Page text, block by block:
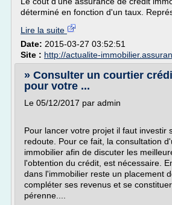
déterminé en fonction d'un taux.
Lire la suite
Date: 2015-03-27 03:52:51
Site : http://actualite-
» Consulter un courtier
pour votre ...
Le 05/12/2017 par admin
Pour lancer votre projet il faut investir
redoute. Pour ce fait, la consultation
immobilier afin de discuter les
l'obtention du crédit, est nécessaire.
dans l'immobilier reste un placement
compléter ses revenus et se
pérenne....